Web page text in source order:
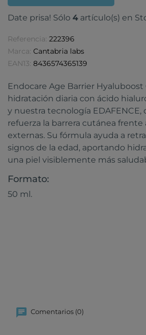
Date prisa! Sólo 4 artículo(s) en
Referencia: 222396
Marca: Cantabria labs
EAN13: 8436574365139
Endocare Age Barrier Hyaluboost
hidratación diaria con ácido
y nuestra tecnología
refuerza la barrera cutánea frente
externas. Su fórmula ayuda a
signos de la edad, aportando
una piel visiblemente más
Formato:
50 ml.
Comentarios (0)